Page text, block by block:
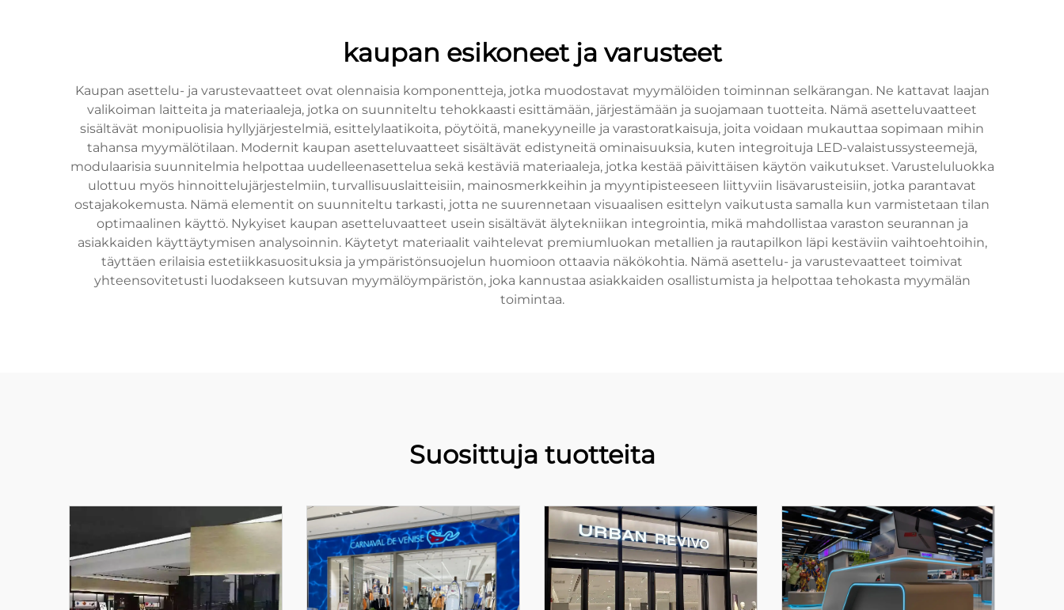
kaupan esikoneet ja varusteet
Kaupan asettelu- ja varustevaatteet ovat olennaisia komponentteja, jotka muodostavat myymälöiden toiminnan selkärangan. Ne kattavat laajan
valikoiman laitteita ja materiaaleja, jotka on suunniteltu tehokkaasti esittämään, järjestämään ja suojamaan tuotteita. Nämä asetteluvaatteet
sisältävät monipuolisia hyllyjärjestelmiä, esittelylaatikoita, pöytöitä, manekyyneille ja varastoratkaisuja, joita voidaan mukauttaa sopimaan mihin
tahansa myymälötilaan. Modernit kaupan asetteluvaatteet sisältävät edistyneitä ominaisuuksia, kuten integroituja LED-valaistussysteemejä,
modulaarisia suunnitelmia helpottaa uudelleenasettelua sekä kestäviä materiaaleja, jotka kestää päivittäisen käytön vaikutukset. Varusteluluokka
ulottuu myös hinnoittelujärjestelmiin, turvallisuuslaitteisiin, mainosmerkkeihin ja myyntipisteeseen liittyviin lisävarusteisiin, jotka parantavat
ostajakokemusta. Nämä elementit on suunniteltu tarkasti, jotta ne suurennetaan visuaalisen esittelyn vaikutusta samalla kun varmistetaan tilan
optimaalinen käyttö. Nykyiset kaupan asetteluvaatteet usein sisältävät älytekniikan integrointia, mikä mahdollistaa varaston seurannan ja
asiakkaiden käyttäytymisen analysoinnin. Käytetyt materiaalit vaihtelevat premiumluokan metallien ja rautapilkon läpi kestäviin vaihtoehtoihin,
täyttäen erilaisia estetiikkasuosituksia ja ympäristönsuojelun huomioon ottaavia näkökohtia. Nämä asettelu- ja varustevaatteet toimivat
yhteensovitetusti luodakseen kutsuvan myymälöympäristön, joka kannustaa asiakkaiden osallistumista ja helpottaa tehokasta myymälän
toimintaa.
Suosittuja tuotteita